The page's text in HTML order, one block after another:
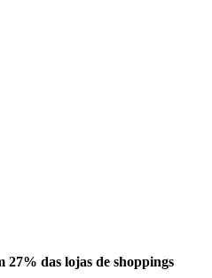
27% das lojas de shoppings